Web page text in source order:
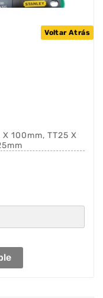
Voltar Atrás
X 100mm, TT25 X